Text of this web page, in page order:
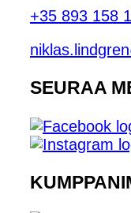
+35 893 158
SEURAA